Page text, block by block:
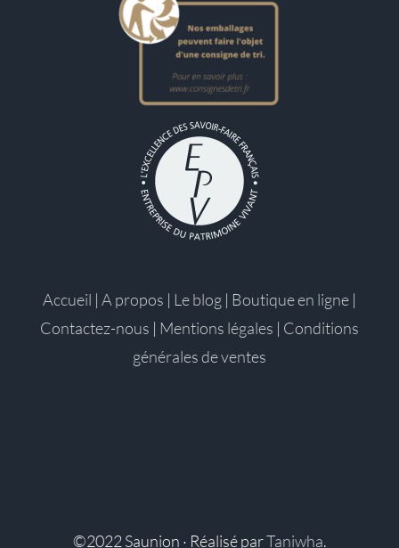
Accueil | A propos | Le blog | Boutique en ligne |
Contactez-nous | Mentions légales | Conditions
générales de ventes
©2022 Saunion · Réalisé parTaniwha.